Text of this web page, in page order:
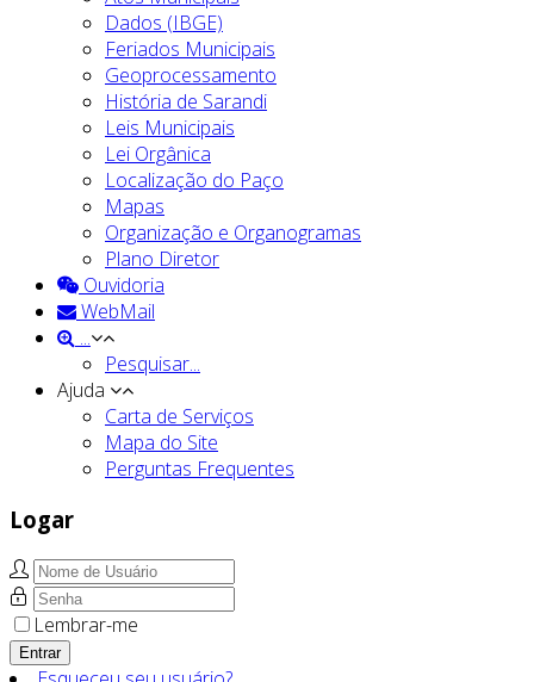
Dados (IBGE)
Feriados Municipais
Geoprocessamento
História de Sarandi
Leis Municipais
Lei Orgânica
Localização do Paço
Mapas
Organização e Organogramas
Plano Diretor
Ouvidoria
WebMail
...
Pesquisar...
Ajuda
Carta de Serviços
Mapa do Site
Perguntas Frequentes
Logar
Lembrar-me
Entrar